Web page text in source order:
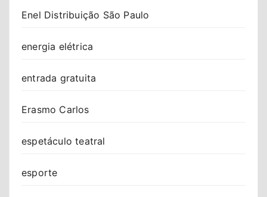
Enel Distribuição São Paulo
energia elétrica
entrada gratuita
Erasmo Carlos
espetáculo teatral
esporte